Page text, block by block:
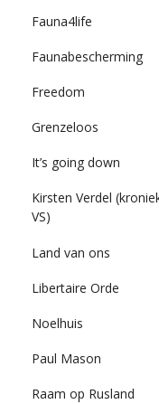
Fauna4life
Faunabescherming
Freedom
Grenzeloos
It’s going down
Kirsten Verdel
VS)
Land van ons
Libertaire Orde
Noelhuis
Paul Mason
Raam op Rusland